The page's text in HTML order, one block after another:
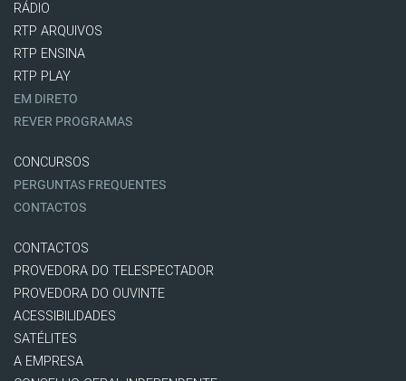
RÁDIO
RTP ARQUIVOS
RTP ENSINA
RTP PLAY
EM DIRETO
REVER PROGRAMAS
CONCURSOS
PERGUNTAS FREQUENTES
CONTACTOS
CONTACTOS
PROVEDORA DO TELESPECTADOR
PROVEDORA DO OUVINTE
ACESSIBILIDADES
SATÉLITES
A EMPRESA